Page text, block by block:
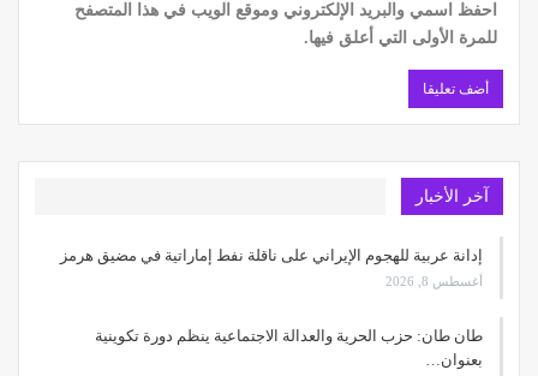
احفظ اسمي والبريد الإلكتروني وموقع الويب في هذا المتصفح
للمرة الأولى التي أعلق فيها.
آخر الأخبار
إدانة عربية للهجوم الإيراني على ناقلة نفط إماراتية في مضيق هرمز
أغسطس 8, 2026
طان طان: حزب الحرية والعدالة الاجتماعية ينظم دورة تكوينية
بعنوان…